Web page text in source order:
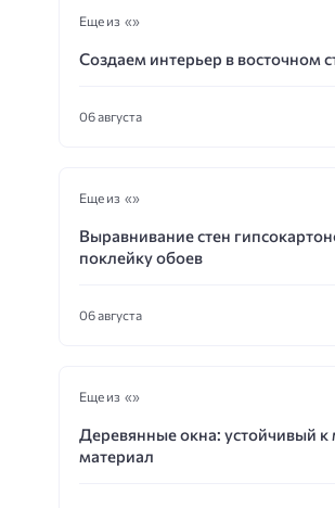
Еще из «»
Создаем интерьер в восточном
06 августа
Еще из «»
Выравнивание стен
поклейку обоев
06 августа
Еще из «»
Деревянные окна: устойчивый к
материал